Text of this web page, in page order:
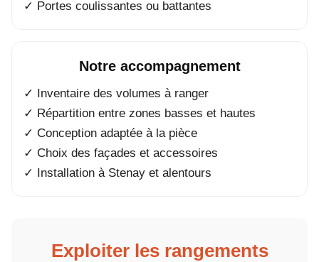
✓ Portes coulissantes ou battantes
Notre accompagnement
✓ Inventaire des volumes à ranger
✓ Répartition entre zones basses et hautes
✓ Conception adaptée à la pièce
✓ Choix des façades et accessoires
✓ Installation à Stenay et alentours
Exploiter les rangements